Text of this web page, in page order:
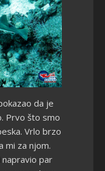
da je
Prvo što smo
Vrlo brzo
mi za njom.
par